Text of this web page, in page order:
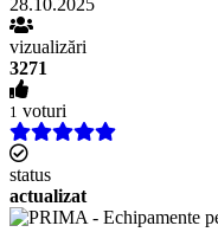
vizualizări
3271
1 voturi
status
actualizat